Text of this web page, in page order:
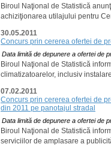
Biroul Naţional de Statistică
achiziţionarea utilajului pentru
30.05.2011
Concurs prin cererea ofertei de
Data limită de depunere a ofertei de
Biroul Naţional de Statistică
climatizatoarelor, inclusiv
07.02.2011
Concurs prin cererea ofertei de
din 2011 pe panotajul stradal
Data limită de depunere a ofertei de
Biroul Naţional de Statistică
serviciilor de amplasare a